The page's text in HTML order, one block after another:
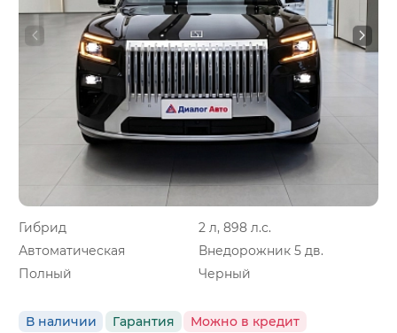
Гибрид
2 л, 898 л.с.
Автоматическая
Внедорожник 5 дв.
Полный
Черный
В наличии Гарантия Можно в кредит